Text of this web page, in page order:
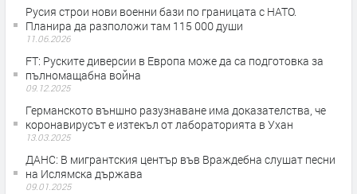
Русия строи нови военни бази по границата с НАТО.
Планира да разположи там 115 000 души
11.06.2026
FT: Руските диверсии в Европа може да са подготовка за
пълномащабна война
09.12.2025
Германското външно разузнаване има доказателства, че
коронавирусът е изтекъл от лабораторията в Ухан
13.03.2025
ДАНС: В мигрантския център във Враждебна слушат песни
на Ислямска държава
09.01.2025